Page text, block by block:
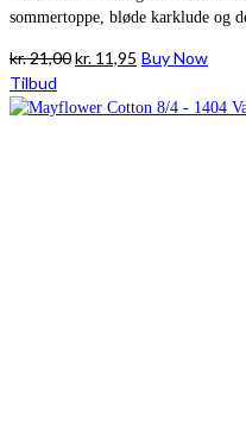
sommertoppe, bløde karklude og
kr.21,00Den
pris
kr. 11,95 Den
pris
Buy Now
Tilbud